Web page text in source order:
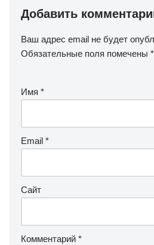
Добавить
Ваш адрес email не будет
Обязательные поля помечены *
Имя *
Email *
Сайт
Комментарий *